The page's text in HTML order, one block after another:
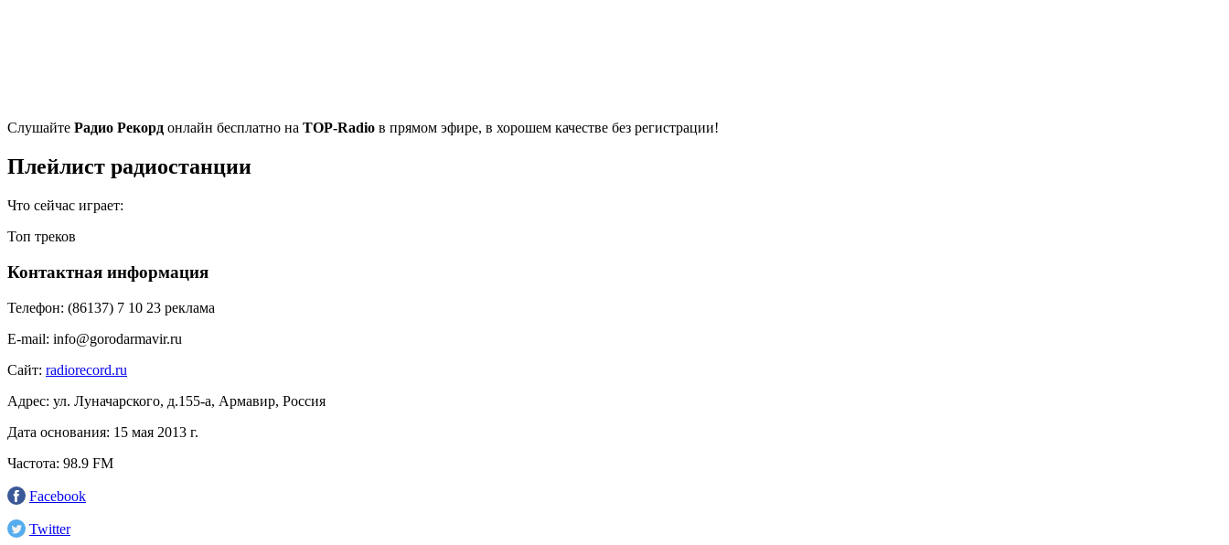
Cлушайте Радио Рекорд онлайн бесплатно на TOP-Radio в прямом эфире, в хорошем качестве без регистрации!
Плейлист радиостанции
Что сейчас играет:
Топ треков
Контактная информация
Телефон: (86137) 7 10 23 реклама
E-mail: info@gorodarmavir.ru
Сайт: radiorecord.ru
Адрес: ул. Луначарского, д.155-а, Армавир, Россия
Дата основания: 15 мая 2013 г.
Частота: 98.9 FM
Facebook
Twitter